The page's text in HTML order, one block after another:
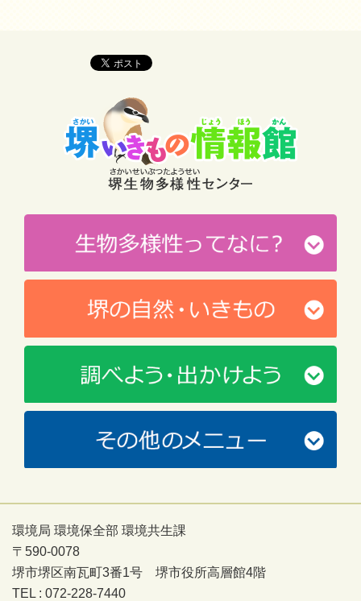
環境局 環境保全部 環境共生課
〒590-0078
堺市堺区南瓦町3番1号 堺市役所高層館4階
TEL : 072-228-7440